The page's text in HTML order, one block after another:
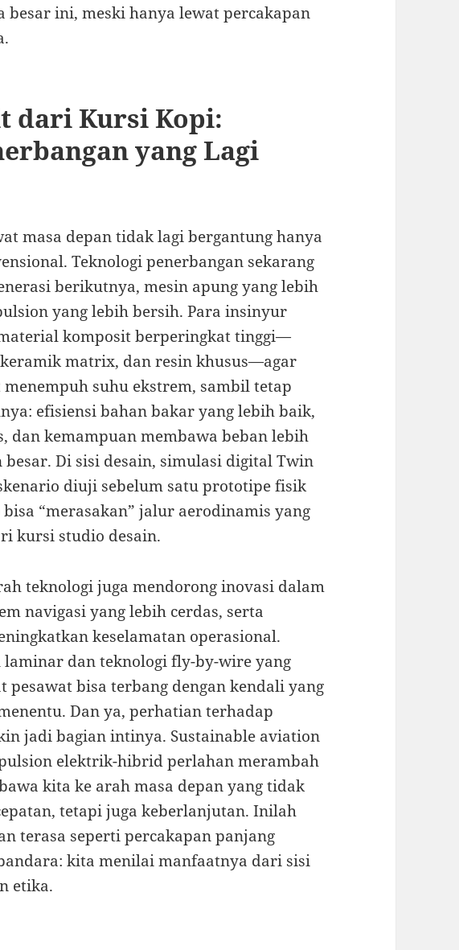
besar ini, meski hanya lewat percakapan
dari Kursi Kopi:
yang Lagi
masa depan tidak lagi bergantung hanya
Teknologi penerbangan sekarang
berikutnya, mesin apung yang lebih
yang lebih bersih. Para insinyur
komposit berperingkat tinggi—
matrix, dan resin khusus—agar
suhu ekstrem, sambil tetap
efisiensi bahan bakar yang lebih baik,
dan kemampuan membawa beban lebih
Di sisi desain, simulasi digital Twin
diuji sebelum satu prototipe fisik
“merasakan” jalur aerodinamis yang
kursi studio desain.
teknologi juga mendorong inovasi dalam
navigasi yang lebih cerdas, serta
keselamatan operasional.
dan teknologi fly-by-wire yang
pesawat bisa terbang dengan kendali yang
Dan ya, perhatian terhadap
jadi bagian intinya. Sustainable aviation
elektrik-hibrid perlahan merambah
kita ke arah masa depan yang tidak
tetapi juga keberlanjutan. Inilah
terasa seperti percakapan panjang
kita menilai manfaatnya dari sisi
etika.